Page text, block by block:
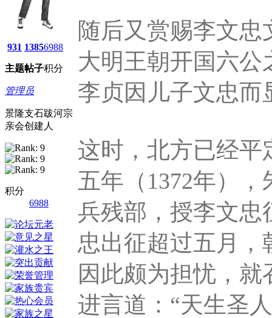
931
主题
1385
帖子
6988
积分
管理员
景隆支石跋河宗
亲会创建人
积分
6988
随后又赏赐李文
大明王朝开国六
李贞因儿子文忠而
这时，北方已经平
五年（1372年）
兵残部，授李文忠
忠出征超过五月
因此颇为担忧，
进言道：“天生圣